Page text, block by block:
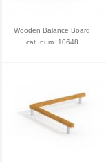
Wooden Balance Board
cat. num. 10648